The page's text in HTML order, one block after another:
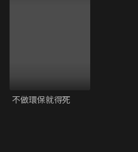
不做環保就得死